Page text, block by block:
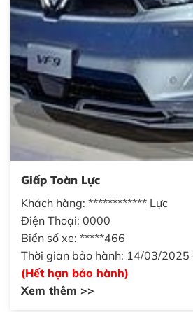
Giấp Toàn Lực
Khách hàng: ************ Lực
Điện Thoại: 0000
Biển số xe: *****466
Thời gian bảo hành: 14/03/
(Hết hạn bảo hành)
Xem thêm >>